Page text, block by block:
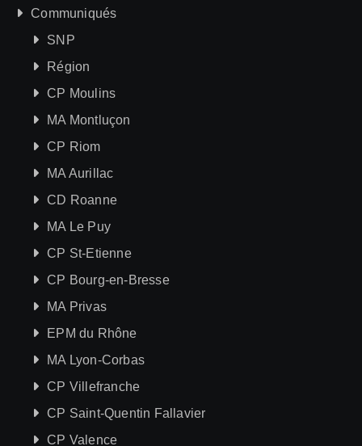
Communiqués
SNP
Région
CP Moulins
MA Montluçon
CP Riom
MA Aurillac
CD Roanne
MA Le Puy
CP St-Etienne
CP Bourg-en-Bresse
MA Privas
EPM du Rhône
MA Lyon-Corbas
CP Villefranche
CP Saint-Quentin Fallavier
CP Valence